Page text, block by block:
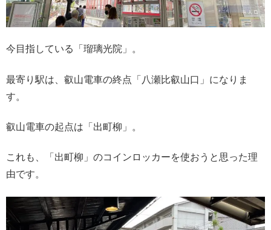
今目指している「瑠璃光院」。
最寄り駅は、叡山電車の終点「八瀬比叡山口」になりま
す。
叡山電車の起点は「出町柳」。
これも、「出町柳」のコインロッカーを使おうと思った理
由です。